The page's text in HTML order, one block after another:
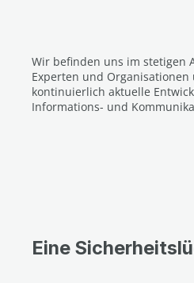
Wir befinden uns im stetigen
Experten und
kontinuierlich aktuelle
Informations- und
Eine